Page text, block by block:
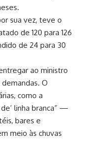
sua vez, teve o
de 120 para 126
de 24 para 30
ao ministro
O
como a
linha branca” —
bares e
meio às chuvas